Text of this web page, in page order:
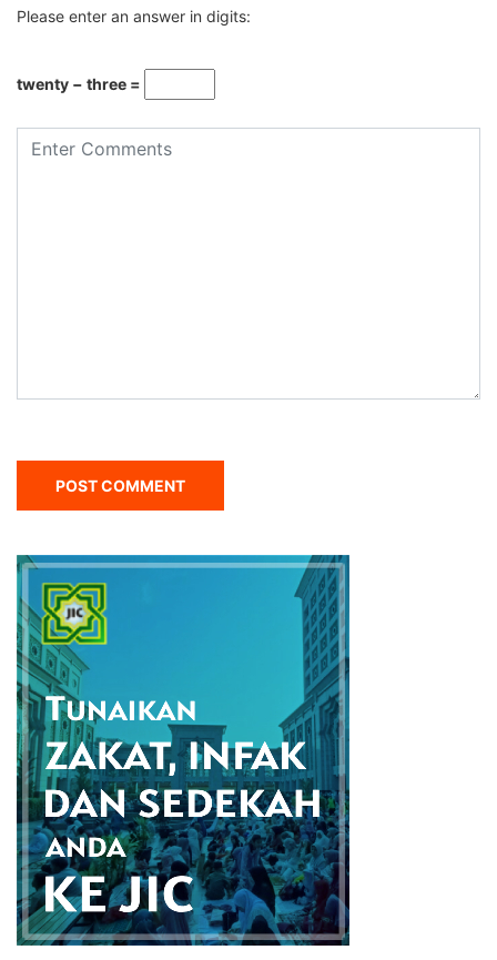
Please enter an answer in digits:
twenty − three =